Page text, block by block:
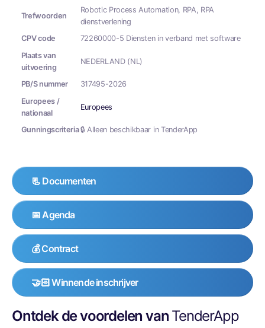
Trefwoorden
Robotic Process Automation, RPA, RPA
dienstverlening
CPV code
72260000-5 Diensten in verband met software
Plaats van
uitvoering
NEDERLAND (NL)
PB/S nummer
317495-2026
Europees /
nationaal
Europees
Gunningscriteria🔒 Alleen beschikbaar in TenderApp
📃 Documenten
📅 Agenda
💰 Contract
🤝🏻 Winnende inschrijver
Ontdek de voordelen van TenderApp